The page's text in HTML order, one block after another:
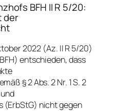
BFH II R 5/20:
der
2022 (Az. II R 5/20)
entschieden, dass
§ 2 Abs. 2 Nr. 1 S. 2
(ErbStG) nicht gegen